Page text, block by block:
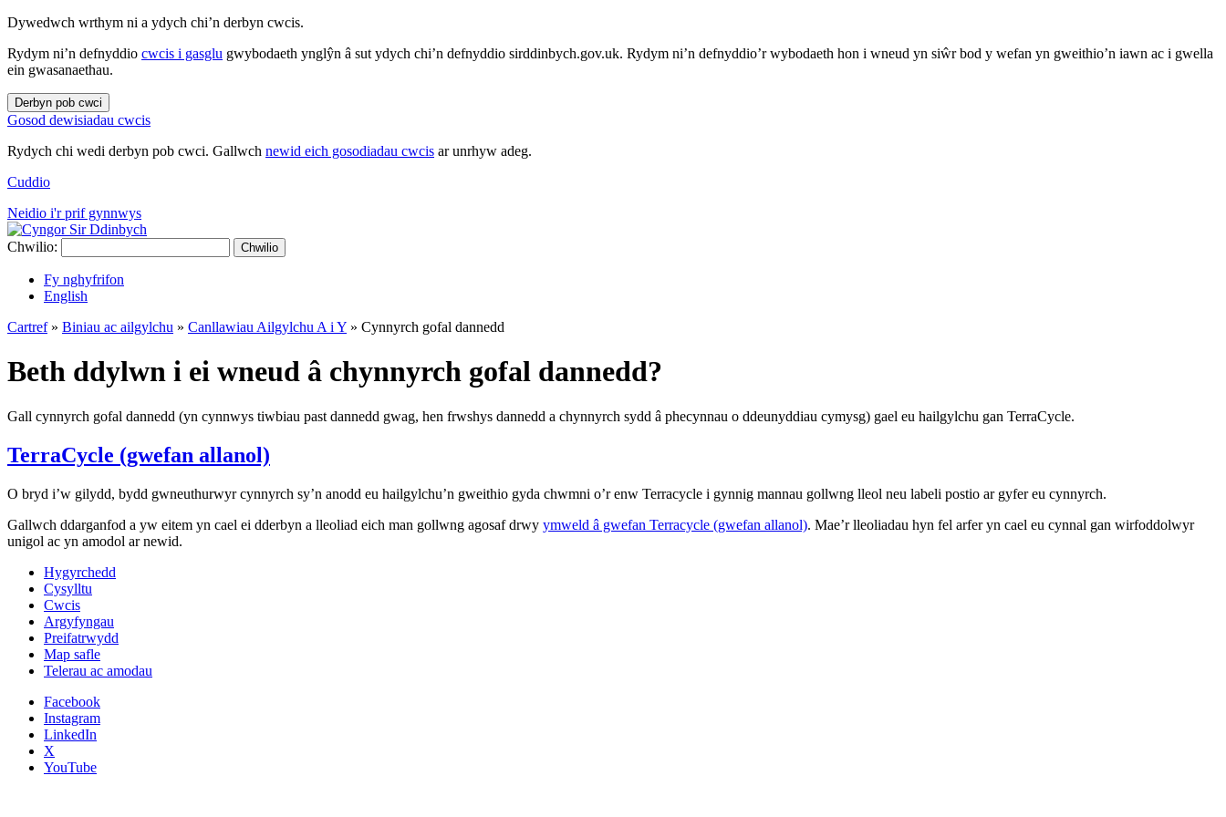
Dywedwch wrthym ni a ydych chi’n derbyn cwcis.
Rydym ni’n defnyddio cwcis i gasglu gwybodaeth ynglŷn â sut ydych chi’n defnyddio sirddinbych.gov.uk. Rydym ni’n defnyddio’r wybodaeth hon i wneud yn siŵr bod y wefan yn gweithio’n iawn ac i gwella
ein gwasanaethau.
Derbyn pob cwci
Gosod dewisiadau cwcis
Rydych chi wedi derbyn pob cwci. Gallwch newid eich gosodiadau cwcis ar unrhyw adeg.
Cuddio
Neidio i'r prif gynnwys
Chwilio: Chwilio
Fy nghyfrifon
English
Cartref» Biniau ac ailgylchu » Canllawiau Ailgylchu A i Y » Cynnyrch gofal dannedd
Beth ddylwn i ei wneud â chynnyrch gofal dannedd?
Gall cynnyrch gofal dannedd (yn cynnwys tiwbiau past dannedd gwag, hen frwshys dannedd a chynnyrch sydd â phecynnau o ddeunyddiau cymysg) gael eu hailgylchu gan TerraCycle.
TerraCycle (gwefan allanol)
O bryd i’w gilydd, bydd gwneuthurwyr cynnyrch sy’n anodd eu hailgylchu’n gweithio gyda chwmni o’r enw Terracycle i gynnig mannau gollwng lleol neu labeli postio ar gyfer eu cynnyrch.
Gallwch ddarganfod a yw eitem yn cael ei dderbyn a lleoliad eich man gollwng agosaf drwy ymweld â gwefan Terracycle (gwefan allanol). Mae’r lleoliadau hyn fel arfer yn cael eu cynnal gan wirfoddolwyr
unigol ac yn amodol ar newid.
Hygyrchedd
Cysylltu
Cwcis
Argyfyngau
Preifatrwydd
Map safle
Telerau ac amodau
Facebook
Instagram
LinkedIn
X
YouTube